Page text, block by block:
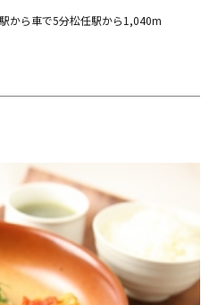
から車で5分松任駅から1,040m